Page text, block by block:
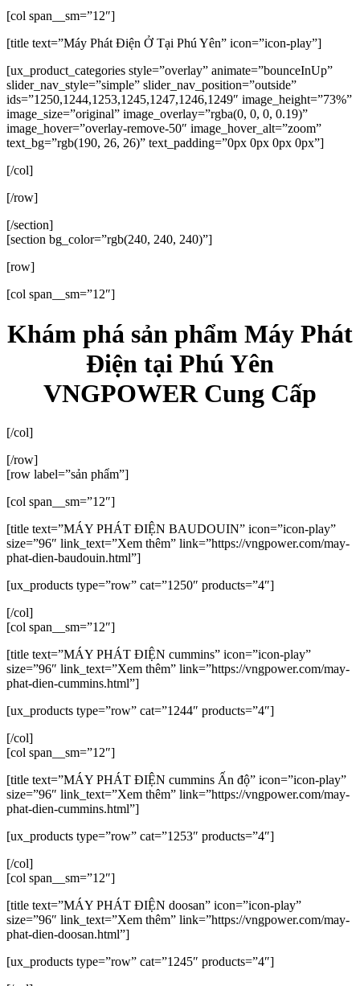
[col span__sm=”12″]
[title text=”Máy Phát Điện Ở Tại Phú Yên” icon=”icon-play”]
[ux_product_categories style=”overlay” animate=”bounceInUp”
slider_nav_style=”simple” slider_nav_position=”outside”
ids=”1250,1244,1253,1245,1247,1246,1249″ image_height=”73%”
image_size=”original” image_overlay=”rgba(0, 0, 0, 0.19)”
image_hover=”overlay-remove-50″ image_hover_alt=”zoom”
text_bg=”rgb(190, 26, 26)” text_padding=”0px 0px 0px 0px”]
[/col]
[/row]
[/section]
[section bg_color=”rgb(240, 240, 240)”]
[row]
[col span__sm=”12″]
Khám phá sản phẩm Máy Phát
Điện tại Phú Yên
VNGPOWER Cung Cấp
[/col]
[/row]
[row label=”sản phẩm”]
[col span__sm=”12″]
[title text=”MÁY PHÁT ĐIỆN BAUDOUIN” icon=”icon-play”
size=”96″ link_text=”Xem thêm” link=”https://vngpower.com/may-
phat-dien-baudouin.html”]
[ux_products type=”row” cat=”1250″ products=”4″]
[/col]
[col span__sm=”12″]
[title text=”MÁY PHÁT ĐIỆN cummins” icon=”icon-play”
size=”96″ link_text=”Xem thêm” link=”https://vngpower.com/may-
phat-dien-cummins.html”]
[ux_products type=”row” cat=”1244″ products=”4″]
[/col]
[col span__sm=”12″]
[title text=”MÁY PHÁT ĐIỆN cummins Ấn độ” icon=”icon-play”
size=”96″ link_text=”Xem thêm” link=”https://vngpower.com/may-
phat-dien-cummins.html”]
[ux_products type=”row” cat=”1253″ products=”4″]
[/col]
[col span__sm=”12″]
[title text=”MÁY PHÁT ĐIỆN doosan” icon=”icon-play”
size=”96″ link_text=”Xem thêm” link=”https://vngpower.com/may-
phat-dien-doosan.html”]
[ux_products type=”row” cat=”1245″ products=”4″]